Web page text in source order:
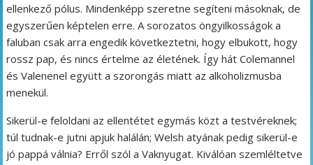
ellenkező pólus. Mindenképp szeretne segíteni másoknak, de
egyszerűen képtelen erre. A sorozatos öngyilkosságok a
faluban csak arra engedik következtetni, hogy elbukott, hogy
rossz pap, és nincs értelme az életének. Így hát Colemannel
és Valenenel együtt a szorongás miatt az alkoholizmusba
menekül.
Sikerül-e feloldani az ellentétet egymás közt a testvéreknek;
túl tudnak-e jutni apjuk halálán; Welsh atyának pedig sikerül-e
jó pappá válnia? Erről szól a Vaknyugat. Kiválóan szemléltetve